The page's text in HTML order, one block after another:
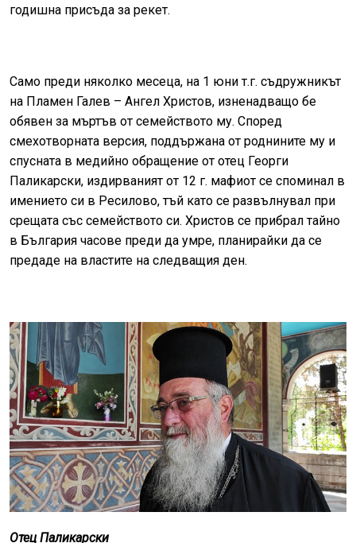
годишна присъда за рекет.
Само преди няколко месеца, на 1 юни т.г. съдружникът
на Пламен Галев – Ангел Христов, изненадващо бе
обявен за мъртъв от семейството му. Според
смехотворната версия, поддържана от роднините му и
спусната в медийно обращение от отец Георги
Паликарски, издирваният от 12 г. мафиот се споминал в
имението си в Ресилово, тъй като се развълнувал при
срещата със семейството си. Христов се прибрал тайно
в България часове преди да умре, планирайки да се
предаде на властите на следващия ден.
Отец Паликарски